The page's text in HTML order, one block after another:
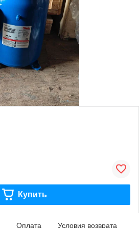
Купить
Оплата Условия возврата